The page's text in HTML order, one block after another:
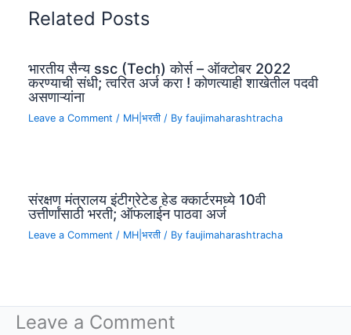
Related Posts
भारतीय सैन्य ssc (Tech) कोर्स – ऑक्टोबर 2022
करण्याची संधी; त्वरित अर्ज करा ! कोणत्याही शाखेतील पदवी
असणाऱ्यांना
Leave a Comment / MH|भरती / Byfaujimaharashtracha
संरक्षण मंत्रालय इंटीग्रेटेड हेड क्कार्टरमध्ये 10वी
उत्तीर्णांसाठी भरती; ऑफलाईन पाठवा अर्ज
Leave a Comment / MH|भरती / Byfaujimaharashtracha
Leave a Comment